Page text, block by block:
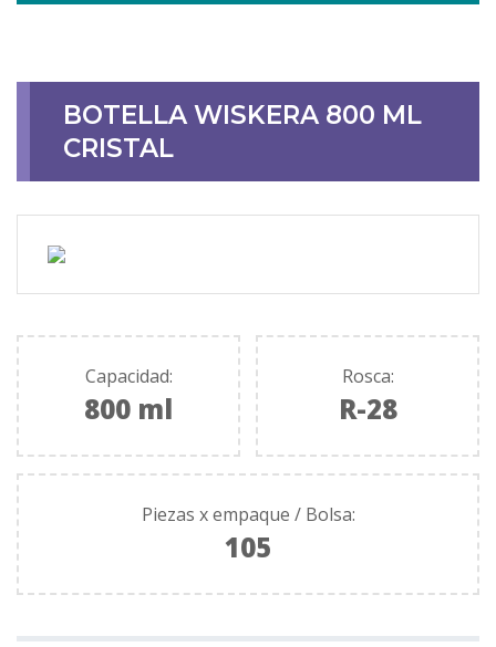
BOTELLA WISKERA 800 ML
CRISTAL
Capacidad:
800 ml
Rosca:
R-28
Piezas x empaque / Bolsa:
105